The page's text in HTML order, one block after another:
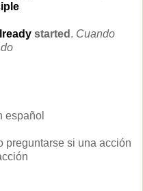
started . Cuando
español
preguntarse si una acción